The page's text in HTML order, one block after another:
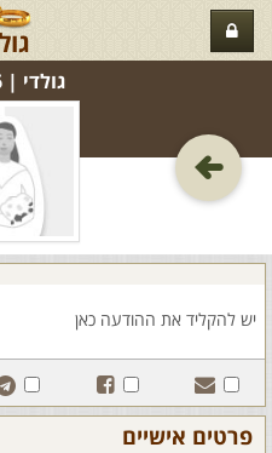
גולדי‏ | 548666
פרטים אישיים